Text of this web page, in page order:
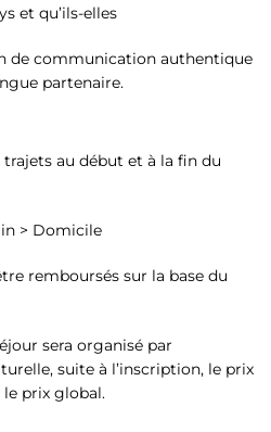
et qu’ils-elles
de communication authentique
partenaire.
au début et à la fin du
> Domicile
remboursés sur la base du
sera organisé par
suite à l’inscription, le prix
prix global.